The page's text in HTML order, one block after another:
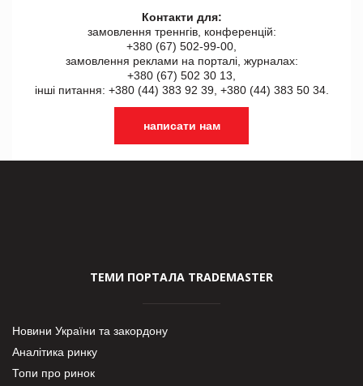
Контакти для:
замовлення треннгів, конференцій:
+380 (67) 502-99-00,
замовлення реклами на порталі, журналах:
+380 (67) 502 30 13,
інші питання: +380 (44) 383 92 39, +380 (44) 383 50 34.
написати нам
ТЕМИ ПОРТАЛА TRADEMASTER
Новини України та закордону
Аналітика ринку
Топи про ринок